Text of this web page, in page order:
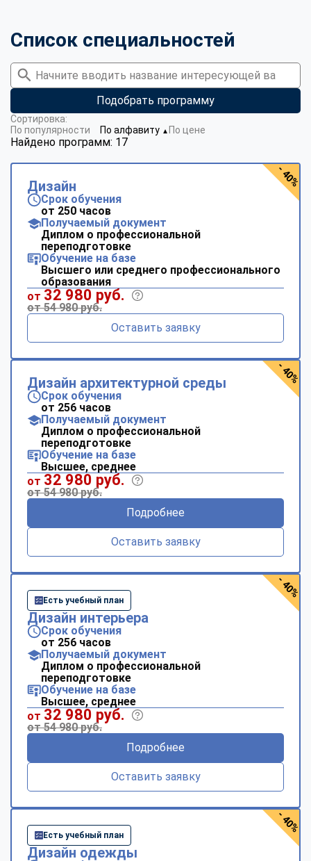
Список специальностей
Подобрать программу
Найдено программ: 17
Сортировка:
По популярности
По алфавиту ▼ По цене
Дизайн
Срок обучения
от 250 часов
Получаемый документ
Диплом о профессиональной
переподготовке
Обучение на базе
Высшего или среднего профессионального
образования
от 32 980 руб.
от 54 980 руб.
Оставить заявку
- 40%
Дизайн архитектурной среды
Срок обучения
от 256 часов
Получаемый документ
Диплом о профессиональной
переподготовке
Обучение на базе
Высшее, среднее
от 32 980 руб.
от 54 980 руб.
Подробнее
Оставить заявку
- 40%
Есть учебный план
Дизайн интерьера
Срок обучения
от 256 часов
Получаемый документ
Диплом о профессиональной
переподготовке
Обучение на базе
Высшее, среднее
от 32 980 руб.
от 54 980 руб.
Подробнее
Оставить заявку
- 40%
Есть учебный план
Дизайн одежды
- 40%